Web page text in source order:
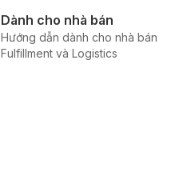
Dành cho nhà bán
Hướng dẫn dành cho nhà bán
Fulfillment và Logistics